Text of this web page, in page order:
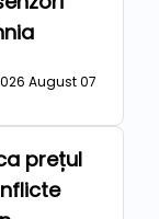
August 07
prețul